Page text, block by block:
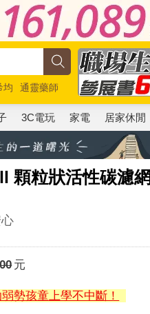
均
通靈藥師
3C電玩 家電 居家休閒
顆粒狀活性碳濾
元
勢孩童上學不中斷！